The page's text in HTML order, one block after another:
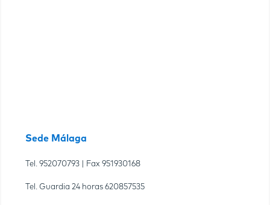
Sede Málaga
Tel. 952070793 | Fax 951930168
Tel. Guardia 24 horas 620857535